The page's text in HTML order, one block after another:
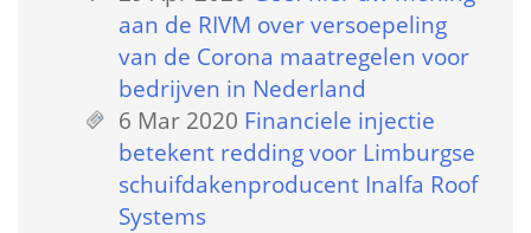
aan de RIVM over versoepeling
van de Corona maatregelen voor
bedrijven in Nederland
6 Mar 2020 Financiele injectie
betekent redding voor Limburgse
schuifdakenproducent Inalfa Roof
Systems